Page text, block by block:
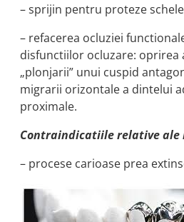
– sprijin pentru proteze
– refacerea ocluziei
disfunctiilor ocluzare: oprirea
„plonjarii” unui cuspid
migrarii orizontale a dintelui
proximale.
Contraindicatiile relative
– procese carioase prea